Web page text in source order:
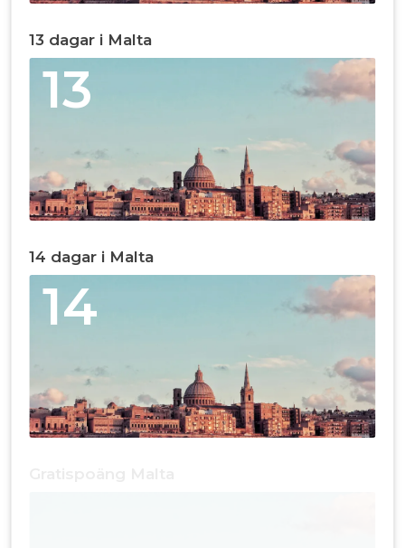
13 dagar i Malta
13
14 dagar i Malta
14